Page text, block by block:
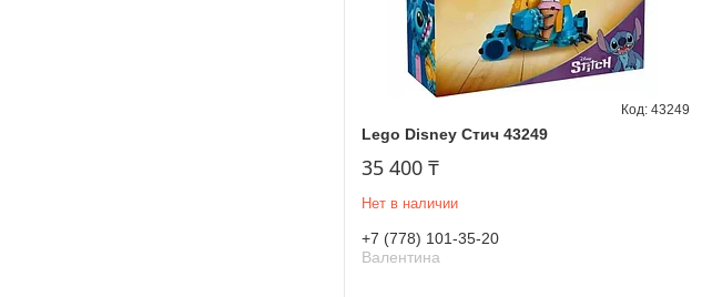
Lego Disney Стич 43249
43249
35 400 ₸
Нет в наличии
+7 (778) 101-35-20
Валентина